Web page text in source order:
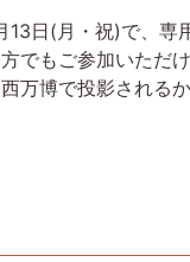
日(月・祝)で、
でもご参加いた
万博で投影される